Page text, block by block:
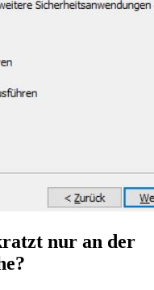
nur an der